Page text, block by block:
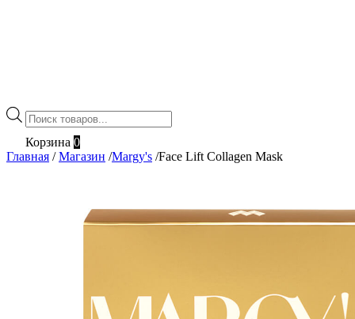
Поиск
товаров
Корзина 0
Главная / Магазин /Margy's /Face Lift Collagen Mask